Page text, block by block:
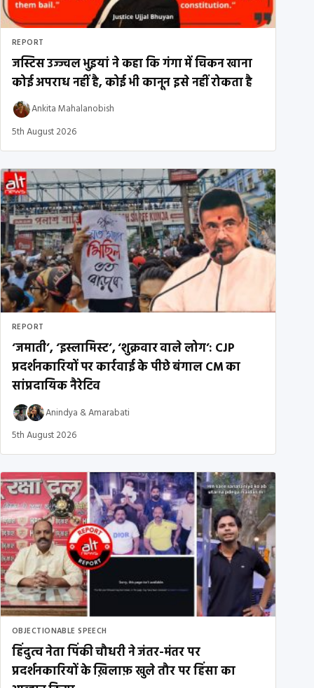
REPORT
जस्टिस उज्ज्वल भुइयां ने कहा कि गंगा में चिकन खाना
कोई अपराध नहीं है, कोई भी कानून इसे नहीं रोकता है
Ankita Mahalanobish
5th August 2026
REPORT
‘जमाती’, ‘इस्लामिस्ट’, ‘शुक्रवार वाले लोग’: CJP
प्रदर्शनकारियों पर कार्रवाई के पीछे बंगाल CM का
सांप्रदायिक नैरेटिव
Anindya &Amarabati
5th August 2026
OBJECTIONABLE SPEECH
हिंदुत्व नेता पिंकी चौधरी ने जंतर-मंतर पर
प्रदर्शनकारियों के ख़िलाफ़ खुले तौर पर हिंसा का